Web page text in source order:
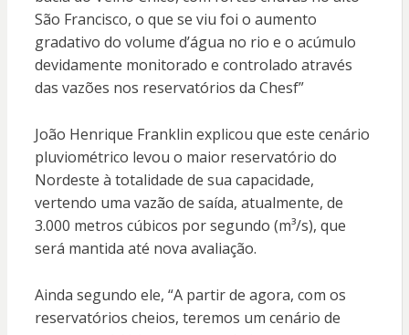
São Francisco, o que se viu foi o aumento
gradativo do volume d’água no rio e o acúmulo
devidamente monitorado e controlado através
das vazões nos reservatórios da Chesf”
João Henrique Franklin explicou que este cenário
pluviométrico levou o maior reservatório do
Nordeste à totalidade de sua capacidade,
vertendo uma vazão de saída, atualmente, de
3.000 metros cúbicos por segundo (m³/s), que
será mantida até nova avaliação.
Ainda segundo ele, “A partir de agora, com os
reservatórios cheios, teremos um cenário de